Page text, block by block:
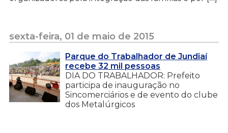
sexta-feira, 01 de maio de 2015
Parque do Trabalhador de Jundiaí
recebe 32 mil pessoas
DIA DO TRABALHADOR: Prefeito
participa de inauguração no
Sincomerciários e de evento do clube
dos Metalúrgicos